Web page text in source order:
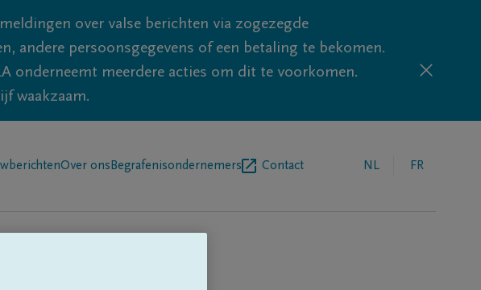
over valse berichten via zogezegde
andere persoonsgegevens of een betaling te bekomen.
onderneemt meerdere acties om dit te voorkomen.
waakzaam.
Over ons Begrafenisondernemers Contact NL FR